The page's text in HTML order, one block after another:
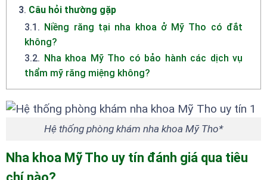
3. Câu hỏi thường gặp
3.1 . Niềng răng tại nha khoa ở Mỹ Tho có đắt
không?
3.2. Nha khoa Mỹ Tho có bảo hành các dịch vụ
thẩm mỹ răng miệng không?
Hệ thống phòng khám nha khoa Mỹ Tho*
Nha khoa Mỹ Tho uy tín đánh giá qua tiêu